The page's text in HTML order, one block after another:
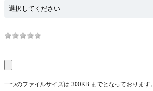
一つのファイルサイズは 300KB までとなっております。